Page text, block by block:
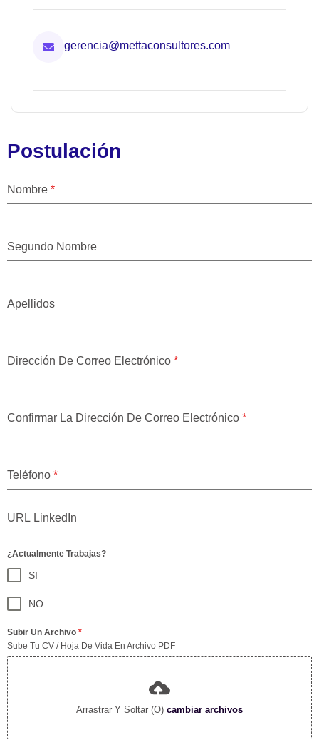
gerencia@mettaconsultores.com
Postulación
Nombre *
Segundo Nombre
Apellidos
Dirección De Correo Electrónico *
Confirmar La Dirección De Correo Electrónico *
Teléfono *
¿Actualmente Trabajas?
SI
NO
Subir Un Archivo *
Sube Tu CV / Hoja De Vida En Archivo PDF
Arrastrar Y Soltar (o) cambiar archivos